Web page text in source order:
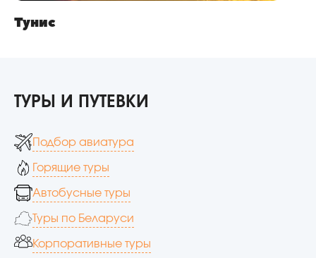
Тунис
ТУРЫ И ПУТЕВКИ
Подбор авиатура
Горящие туры
Автобусные туры
Туры по Беларуси
Корпоративные туры